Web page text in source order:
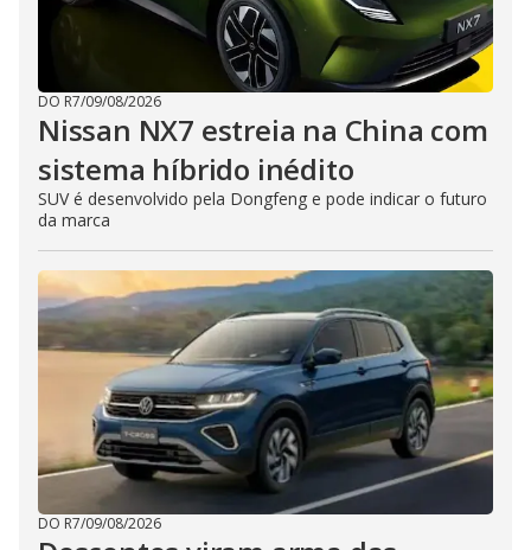
DO R7/09/08/2026
Nissan NX7 estreia na China com
sistema híbrido inédito
SUV é desenvolvido pela Dongfeng e pode indicar o futuro
da marca
DO R7/09/08/2026